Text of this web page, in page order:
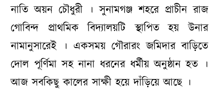
নাতি অয়ন চৌধুরী । সুনামগঞ্জ শহরে প্রাচীন রাজ
গোবিন্দ প্রাথমিক বিদ্যালয়টি স্থাপিত হয় উনার
নামানুসারেই । একসময় গৌরারং জমিদার বাড়িতে
দোল পূর্ণিমা সহ নানা ধরনের ধর্মীয় অনুষ্ঠান হত ।
আজ সবকিছু কালের সাক্ষী হয়ে দাঁড়িয়ে আছে ।